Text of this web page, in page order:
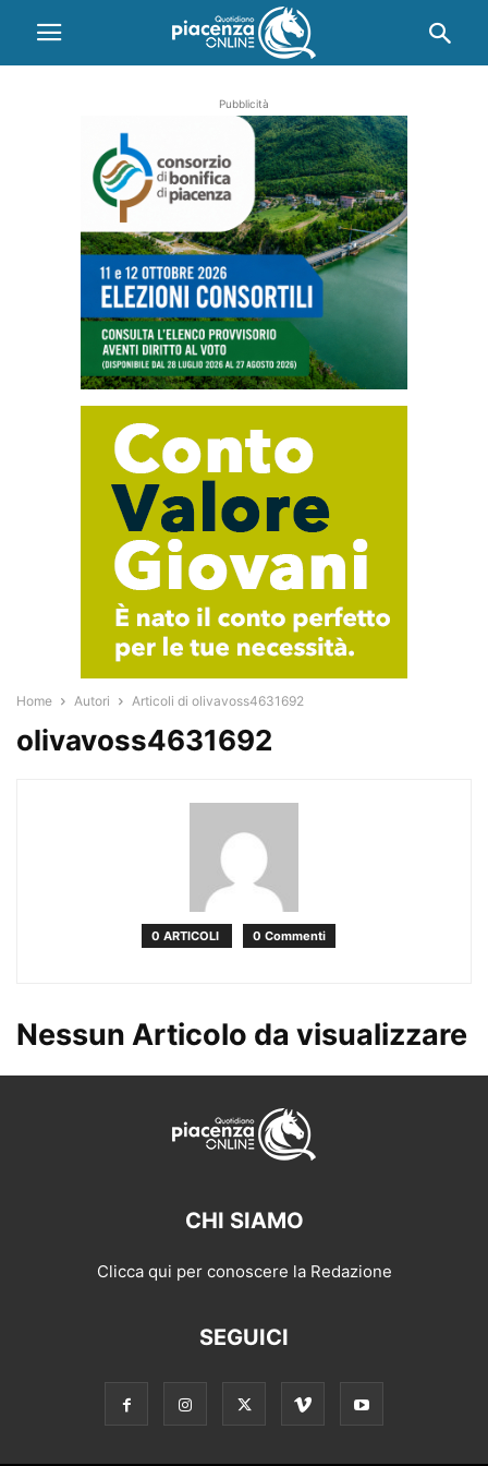
Pubblicità
Home Autori Articoli di olivavoss4631692
olivavoss4631692
0 ARTICOLI 0 Commenti
Nessun Articolo da visualizzare
CHI SIAMO
Clicca qui per conoscere la Redazione
SEGUICI